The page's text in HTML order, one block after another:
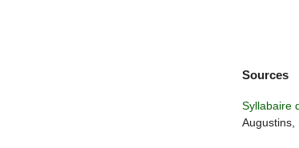
Sources
Syllabaire
Augustins,